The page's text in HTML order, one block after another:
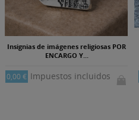
Insignias de imágenes religiosas POR
ENCARGO Y...
0,00 € Impuestos incluidos